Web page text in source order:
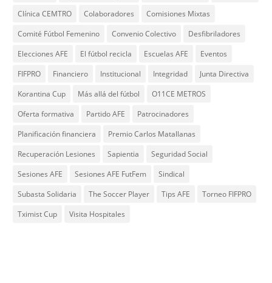
Clínica CEMTRO
Colaboradores
Comisiones Mixtas
Comité Fútbol Femenino
Convenio Colectivo
Desfibriladores
Elecciones AFE
El fútbol recicla Escuelas AFE
Eventos
FIFPRO
Financiero Institucional Integridad
Junta Directiva
Korantina Cup
Más allá del fútbol
O11CE METROS
Oferta formativa
Partido AFE
Patrocinadores
Planificación financiera
Premio Carlos Matallanas
Recuperación Lesiones
Sapientia
Seguridad Social
Sesiones AFE
Sesiones AFE FutFem
Sindical
Subasta Solidaria
The Soccer Player Tips AFE
Torneo FIFPRO
Tximist Cup
Visita Hospitales